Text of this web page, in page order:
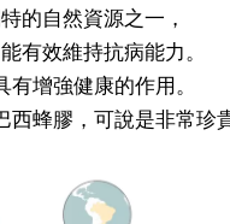
的自然資源之一，
有效維持抗病能力。
增強健康的作用。
西蜂膠，可說是非常珍